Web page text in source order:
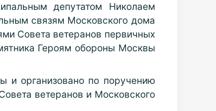
депутатом Николаем
связям Московского дома
Совета ветеранов первичных
Героям обороны Москвы
организовано по поручению
ветеранов и Московского